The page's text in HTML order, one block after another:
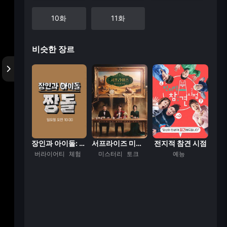
10화 11화
비슷한 장르
장인과 아이돌: 짱...
버라이어티 체험
서프라이즈 미스터리...
미스터리 토크
전지적 참견 시점
예능